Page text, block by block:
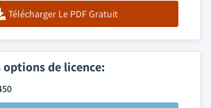
Télécharger Le PDF Gratuit
options de licence: